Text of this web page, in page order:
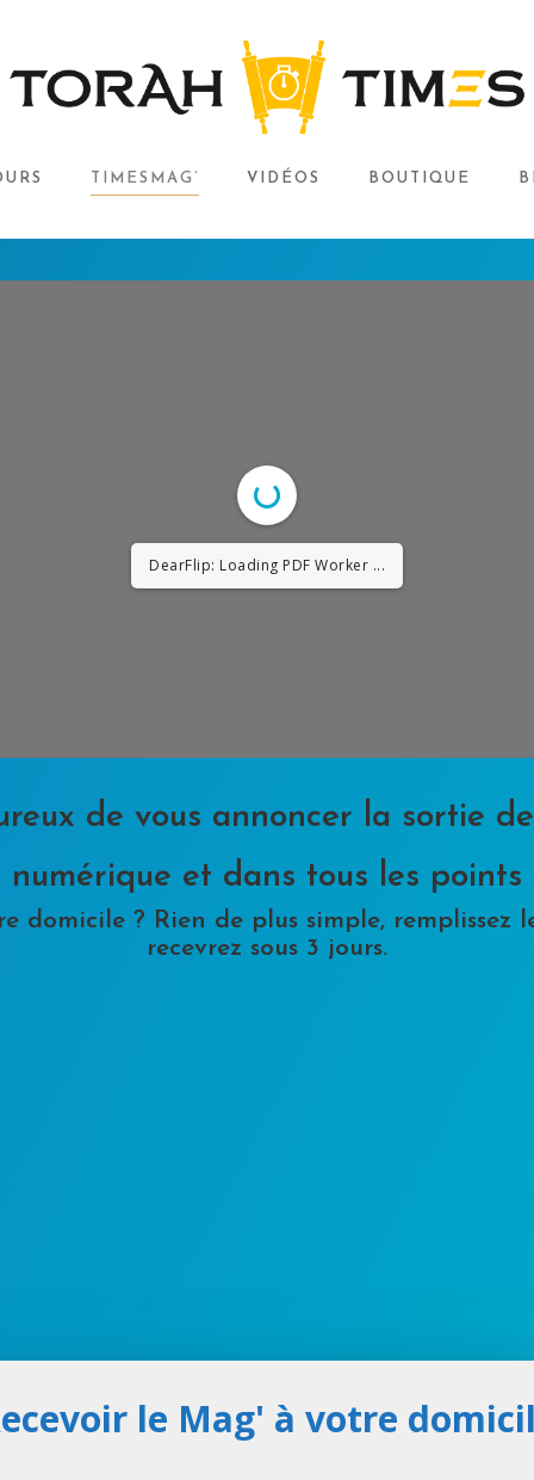
TIMESMAG’ VIDÉOS BOUTIQUE
DearFlip: Loading PDF Worker ...
de vous annoncer la sortie
et dans tous les points
domicile ? Rien de plus simple, remplissez
recevrez sous 3 jours.
le Mag' à votre